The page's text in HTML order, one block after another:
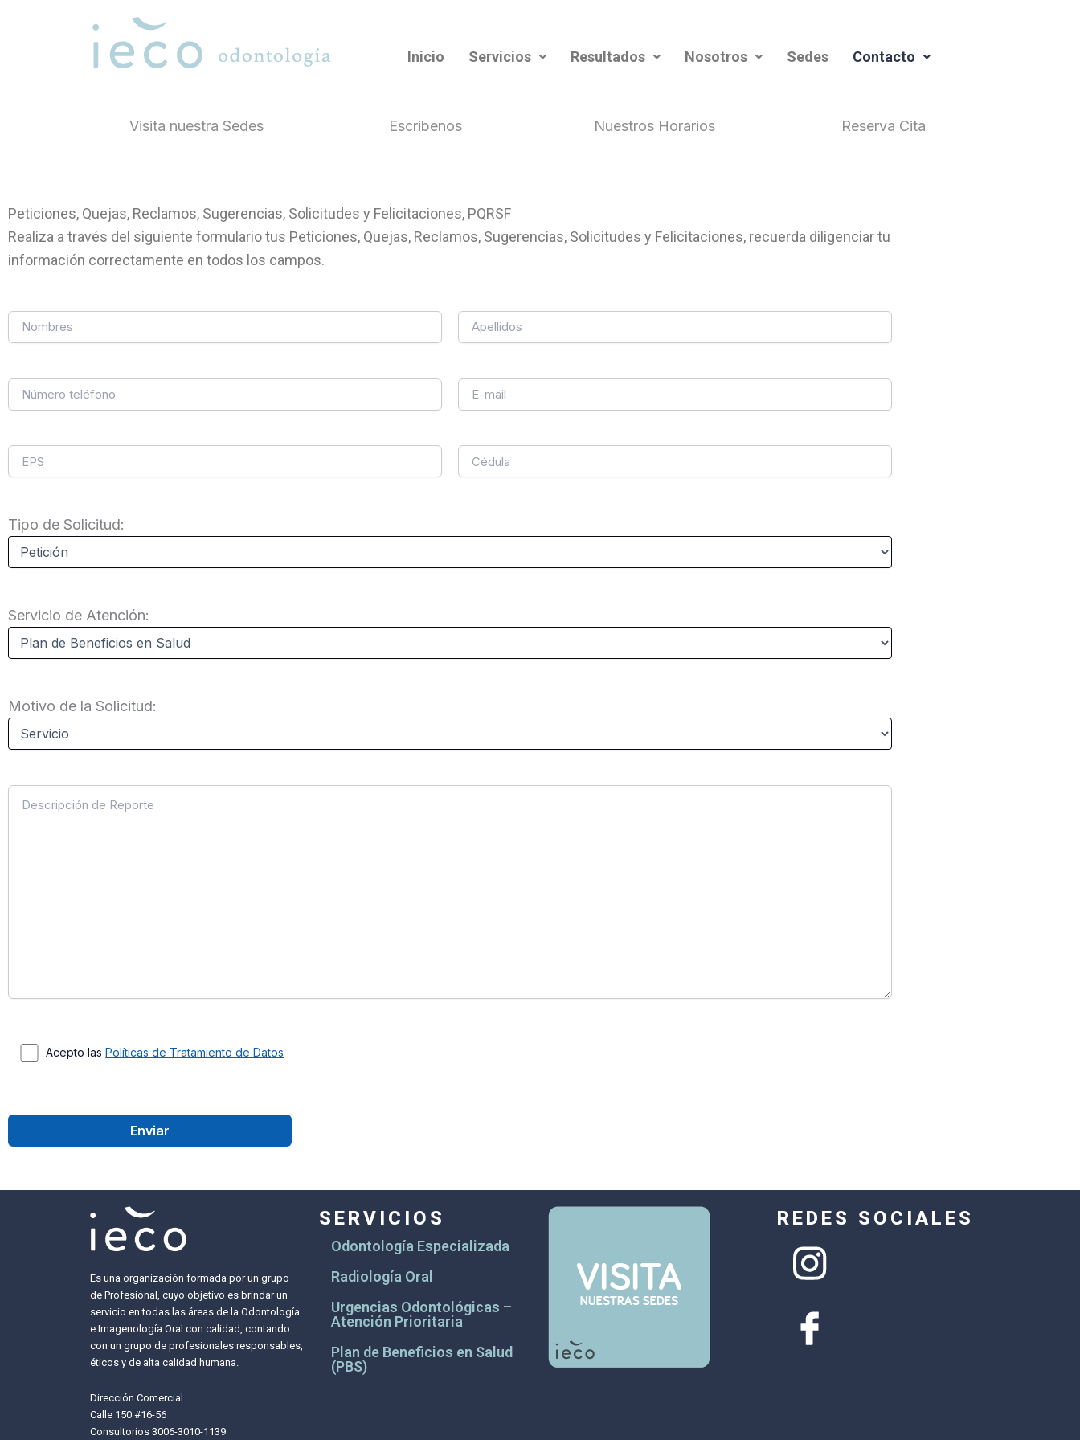
Inicio Servicios Resultados Nosotros Sedes Contacto
Visita nuestra Sedes Escribenos Nuestros Horarios Reserva Cita
Peticiones, Quejas, Reclamos, Sugerencias, Solicitudes y Felicitaciones, PQRSF
Realiza a través del siguiente formulario tus Peticiones, Quejas, Reclamos, Sugerencias, Solicitudes y Felicitaciones, recuerda diligenciar tu
información correctamente en todos los campos.
Tipo de Solicitud:
Servicio de Atención:
Motivo de la Solicitud:
Acepto lasPolíticas de Tratamiento de Datos
Es una organización formada por un grupo
de Profesional, cuyo objetivo es brindar un
servicio en todas las áreas de la Odontología
e Imagenología Oral con calidad, contando
con un grupo de profesionales responsables,
éticos y de alta calidad humana.
Dirección Comercial
Calle 150 #16-56
Consultorios 3006-3010-1139
SERVICIOS
Odontología Especializada
Radiología Oral
Urgencias Odontológicas –
Atención Prioritaria
Plan de Beneficios en Salud
(PBS)
REDES SOCIALES